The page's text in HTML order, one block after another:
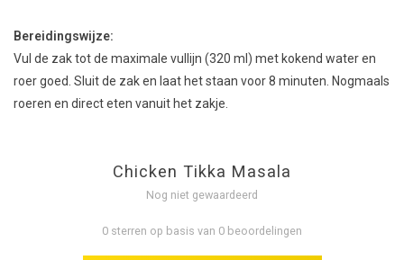
Bereidingswijze:
Vul de zak tot de maximale vullijn (320 ml) met kokend water en
roer goed. Sluit de zak en laat het staan voor 8 minuten. Nogmaals
roeren en direct eten vanuit het zakje.
Chicken Tikka Masala
Nog niet gewaardeerd
0 sterren op basis van 0 beoordelingen